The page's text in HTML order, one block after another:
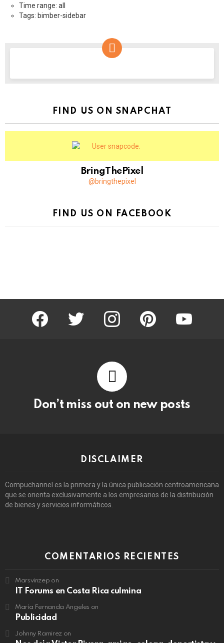
Time range: all
Tags: bimber-sidebar
FIND US ON SNAPCHAT
BringThePixel
@bringthepixel
FIND US ON FACEBOOK
facebook twitter instagram pinterest youtube
Don’t miss out on new posts
DISCLAIMER
Compuchannel es la primera y la única publicación centroamericana
que se orienta exclusivamente a los empresarios de la distribución
de bienes y servicios informáticos.
COMENTARIOS RECIENTES
Marsvinzep on
IT Forums en Costa Rica culmina
María Fernanda Angeles on
Publicidad
Johnny Ramirezon